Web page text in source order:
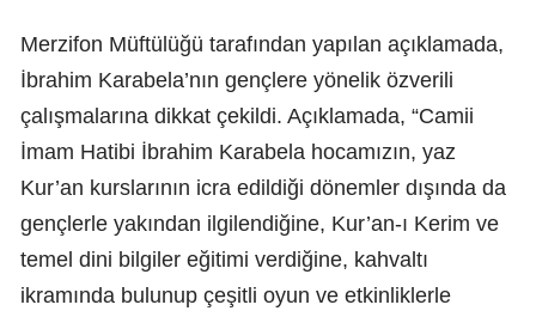
Merzifon Müftülüğü tarafından yapılan açıklamada,
İbrahim Karabela’nın gençlere yönelik özverili
çalışmalarına dikkat çekildi. Açıklamada, “Camii
İmam Hatibi İbrahim Karabela hocamızın, yaz
Kur’an kurslarının icra edildiği dönemler dışında da
gençlerle yakından ilgilendiğine, Kur’an-ı Kerim ve
temel dini bilgiler eğitimi verdiğine, kahvaltı
ikramında bulunup çeşitli oyun ve etkinliklerle